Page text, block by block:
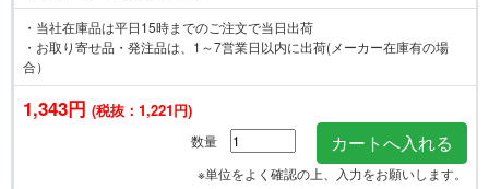
・当社在庫品は平日15時までのご注文で当日出荷
・お取り寄せ品・発注品は、1～7営業日以内に出荷(メーカー在庫有の場
合）
1,343円 (税抜：1,221円)
数量
※単位をよく確認の上、入力をお願いします。